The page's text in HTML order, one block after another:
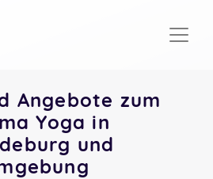
Angebote zum
Yoga in
und